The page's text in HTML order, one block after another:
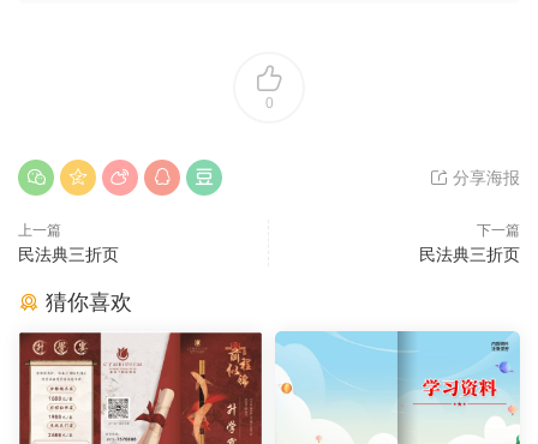
0
分享海报
上一篇
民法典三折页
下一篇
民法典三折页
猜你喜欢